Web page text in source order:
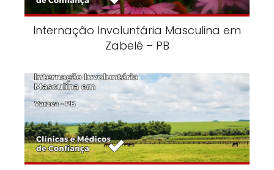
Internação Involuntária Masculina em
Zabelê – PB